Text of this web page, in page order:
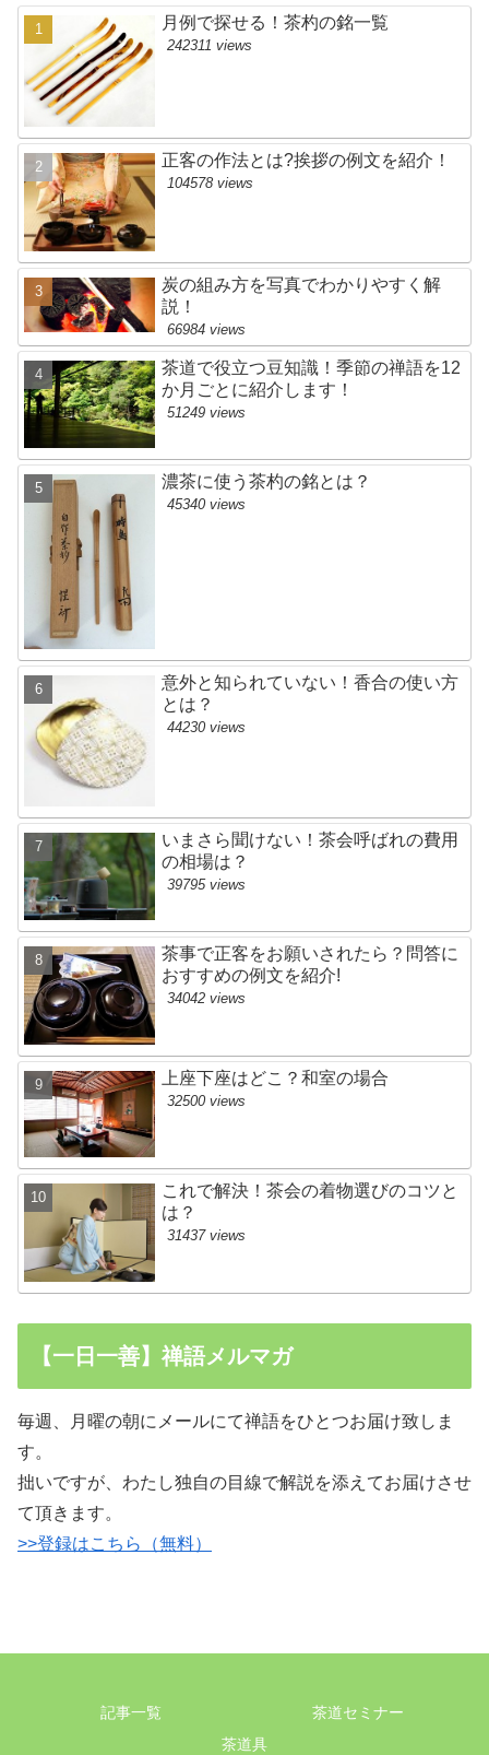
月例で探せる！茶杓の銘一覧
242311 views
正客の作法とは?挨拶の例文を紹介！
104578 views
炭の組み方を写真でわかりやすく解
説！
66984 views
茶道で役立つ豆知識！季節の禅語を12
か月ごとに紹介します！
51249 views
濃茶に使う茶杓の銘とは？
45340 views
意外と知られていない！香合の使い方
とは？
44230 views
いまさら聞けない！茶会呼ばれの費用
の相場は？
39795 views
茶事で正客をお願いされたら？問答に
おすすめの例文を紹介!
34042 views
上座下座はどこ？和室の場合
32500 views
これで解決！茶会の着物選びのコツと
は？
31437 views
【一日一善】禅語メルマガ
毎週、月曜の朝にメールにて禅語をひとつお届け致しま
す。
拙いですが、わたし独自の目線で解説を添えてお届けさせ
て頂きます。
>>登録はこちら（無料）
記事一覧
茶道セミナー
茶道具